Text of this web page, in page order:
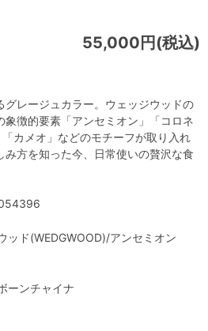
55,000円(税込)
ッド(WEDGWOOD)/アンセミオン
ーンチャイナ
グレージュカラー。ウェッジウッドの
象徴的要素「アンセミオン」「コロネ
カメオ」などのモチーフが取り入れ
み方を知った今、日常使いの贅沢な食